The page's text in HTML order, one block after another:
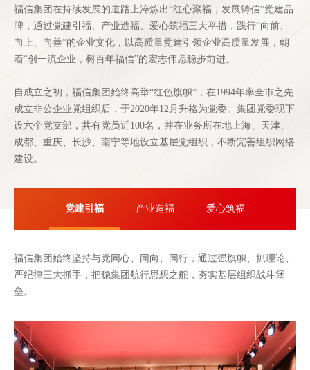
福信集团在持续发展的道路上淬炼出“红心聚福，发展铸信”党建品
牌，通过党建引福、产业造福、爱心筑福三大举措，践行“向前、
向上、向善”的企业文化，以高质量党建引领企业高质量发展，朝
着“创一流企业，树百年福信”的宏志伟愿稳步前进。
自成立之初，福信集团始终高举“红色旗帜”，在1994年率全市之先
成立非公企业党组织后，于2020年12月升格为党委。集团党委现下
设六个党支部，共有党员近100名，并在业务所在地上海、天津、
成都、重庆、长沙、南宁等地设立基层党组织，不断完善组织网络
建设。
党建引福 产业造福 爱心筑福
福信集团始终坚持与党同心、同向、同行，通过强旗帜、抓理论、
严纪律三大抓手，把稳集团航行思想之舵，夯实基层组织战斗堡
垒。